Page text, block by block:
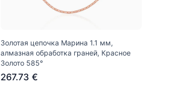
Золотая цепочка Марина 1.1 мм,
алмазная обработка граней, Красное
Золото 585°
267.73 €